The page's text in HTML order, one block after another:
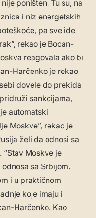
poništen. Tu su, na
i niz energetskih
pa sve ide
rekao je Bocan-
reagovala ako bi
Harčenko je rekao
dovele do prekida
sankcijama,
automatski
Moskve”, rekao je
želi da odnosi sa
“Stav Moskve je
sa Srbijom.
i u praktičnom
koje imaju i
Harčenko. Kao